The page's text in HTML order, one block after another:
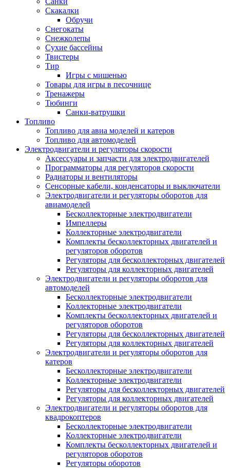
Скакалки
Обручи
Снегокаты
Снежколепы
Сухие бассейны
Твистеры
Тир
Игры с мишенью
Товары для игры в песочнице
Тренажеры
Тюбинги
Санки-ватрушки
Топливо
Топливо для авиа моделей и катеров
Топливо для автомоделей
Электродвигатели и регуляторы скорости
Аксессуары и запчасти для электродвигателей
Программаторы для регуляторов скорости
Радиаторы и вентиляторы
Сенсорные кабели, конденсаторы и выключатели
Электродвигатели и регуляторы оборотов для
авиамоделей
Бесколлекторные электродвигатели
Импеллеры
Коллекторные электродвигатели
Комплекты бесколлекторных двигателей и
регуляторов оборотов
Регуляторы для бесколлекторных двигателей
Регуляторы для коллекторных двигателей
Электродвигатели и регуляторы оборотов для
автомоделей
Бесколлекторные электродвигатели
Коллекторные электродвигатели
Комплекты бесколлекторных двигателей и
регуляторов оборотов
Регуляторы для бесколлекторных двигателей
Регуляторы для коллекторных двигателей
Электродвигатели и регуляторы оборотов для
катеров
Бесколлекторные электродвигатели
Коллекторные электродвигатели
Регуляторы для бесколлекторных двигателей
Регуляторы для коллекторных двигателей
Электродвигатели и регуляторы оборотов для
квадрокоптеров
Бесколлекторные электродвигатели
Коллекторные электродвигатели
Комплекты бесколлекторных двигателей и
регуляторов оборотов
Регуляторы оборотов